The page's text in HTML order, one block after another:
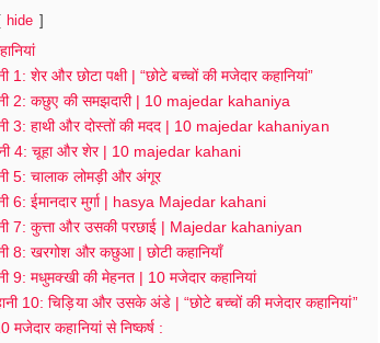
hide
1: शेर और छोटा पक्षी | “छोटे बच्चों की मजेदार कहानियां”
2: कछुए की समझदारी | 10 majedar kahaniya
3: हाथी और दोस्तों की मदद | 10 majedar kahaniyan
4: चूहा और शेर | 10 majedar kahani
5: चालाक लोमड़ी और अंगूर
6: ईमानदार मुर्गा | hasya Majedar kahani
7: कुत्ता और उसकी परछाई | Majedar kahaniyan
8: खरगोश और कछुआ | छोटी कहानियाँ
9: मधुमक्खी की मेहनत | 10 मजेदार कहानियां
10: चिड़िया और उसके अंडे | “छोटे बच्चों की मजेदार कहानियां”
मजेदार कहानियां से निष्कर्ष :